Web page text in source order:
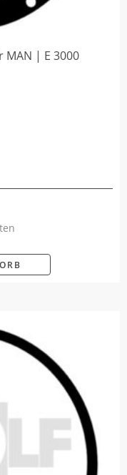
MAN | E 3000